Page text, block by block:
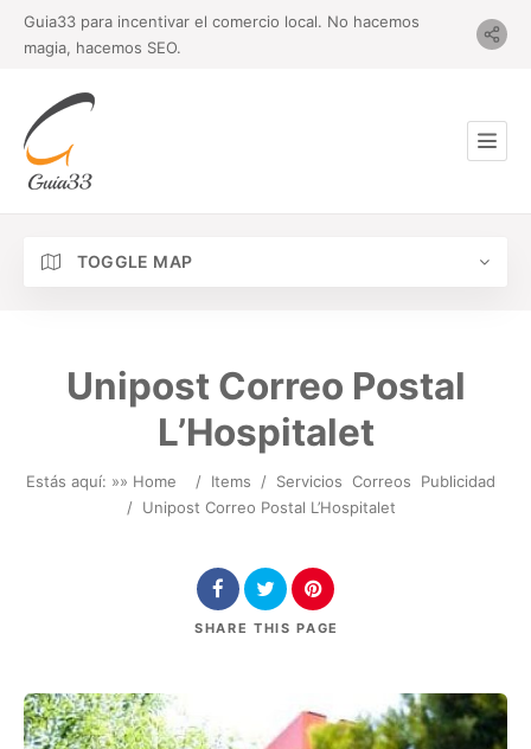
Guia33 para incentivar el comercio local. No hacemos
magia, hacemos SEO.
TOGGLE MAP
Unipost Correo Postal
L’Hospitalet
Estás aquí: »» Home / Items / Servicios Correos
Publicidad
/ Unipost Correo Postal L’Hospitalet
SHARE THIS PAGE